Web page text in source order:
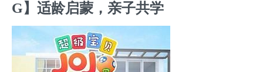
G】适龄启蒙，亲子共学